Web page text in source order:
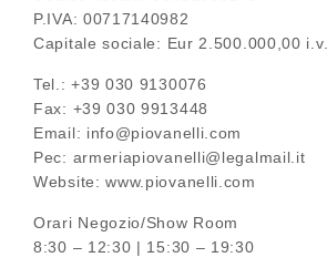
P.IVA: 00717140982
Capitale sociale: Eur 2.500.000,00 i.v.
Tel.: +39 030 9130076
Fax: +39 030 9913448
Email: info@piovanelli.com
Pec: armeriapiovanelli@legalmail.it
Website: www.piovanelli.com
Orari Negozio/Show Room
8:30 – 12:30 | 15:30 – 19:30